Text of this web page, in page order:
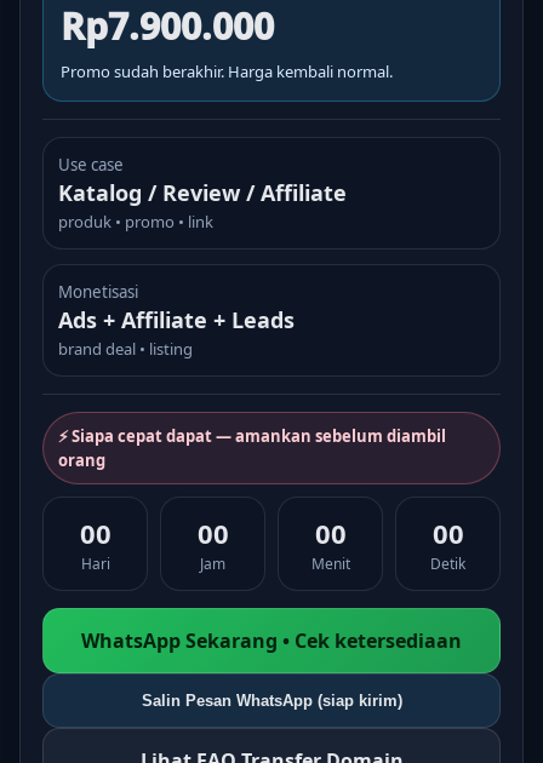
Rp7.900.000
Promo sudah berakhir. Harga kembali normal.
Use case
Katalog / Review / Affiliate
produk • promo • link
Monetisasi
Ads + Affiliate + Leads
brand deal • listing
⚡ Siapa cepat dapat — amankan sebelum diambil
orang
00
Hari
00
Jam
00
Menit
00
Detik
WhatsApp Sekarang • Cek ketersediaan
Salin Pesan WhatsApp (siap kirim)